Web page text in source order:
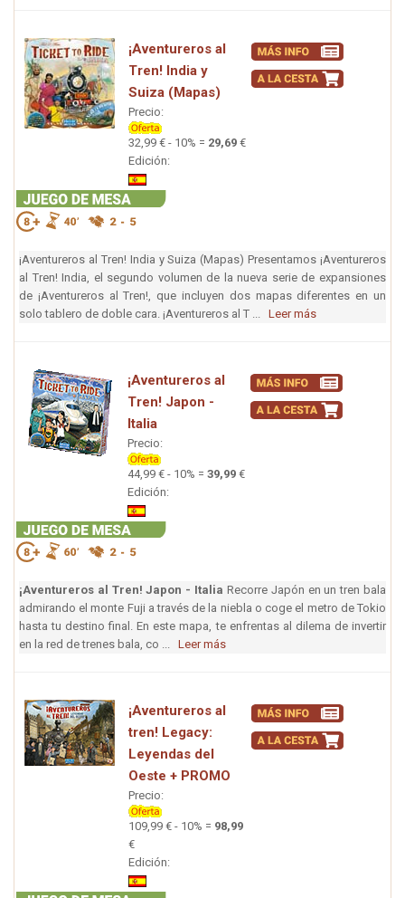
¡Aventureros al
Tren! India y
Suiza (Mapas)
Precio:
32,99 € - 10% = 29,69 €
Edición:
¡Aventureros al Tren! India y Suiza (Mapas) Presentamos ¡Aventureros
al Tren! India, el segundo volumen de la nueva serie de expansiones
de ¡Aventureros al Tren!, que incluyen dos mapas diferentes en un
solo tablero de doble cara. ¡Aventureros al T ... Leer más
¡Aventureros al
Tren! Japon -
Italia
Precio:
44,99 € - 10% = 39,99 €
Edición:
¡Aventureros al Tren! Japon - Italia Recorre Japón en un tren bala
admirando el monte Fuji a través de la niebla o coge el metro de Tokio
hasta tu destino final. En este mapa, te enfrentas al dilema de invertir
en la red de trenes bala, co ... Leer más
¡Aventureros al
tren! Legacy:
Leyendas del
Oeste + PROMO
Precio:
109,99 € - 10% = 98,99
€
Edición: